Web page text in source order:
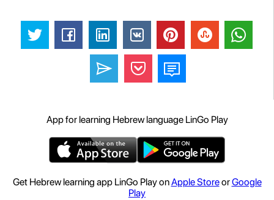
App for learning Hebrew language LinGo Play
Get Hebrew learning app LinGo Play onApple StoreorGoogle
Play